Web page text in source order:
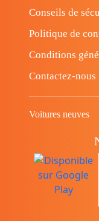
Conseils de
Politique de
Conditions
Contactez-nous
Voitures neuves